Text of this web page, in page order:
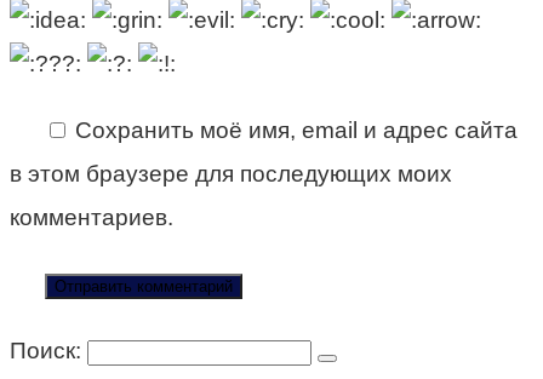
Сохранить моё имя, email и адрес сайта
в этом браузере для последующих моих
комментариев.
Поиск: